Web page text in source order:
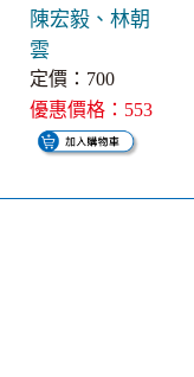
陳宏毅、林朝
雲
定價：700
優惠價格：553